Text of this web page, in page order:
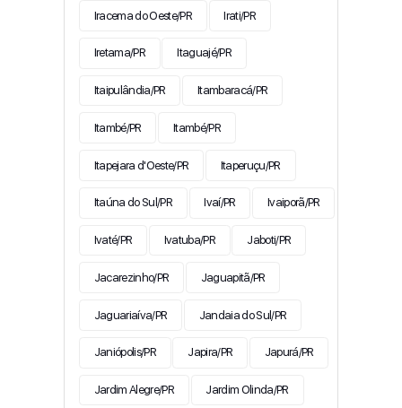
Iracema do Oeste/PR Irati/PR
Iretama/PR Itaguajé/PR
Itaipulândia/PR Itambaracá/PR
Itambé/PR Itambé/PR
Itapejara d'Oeste/PR Itaperuçu/PR
Itaúna do Sul/PR Ivaí/PR Ivaiporã/PR
Ivaté/PR Ivatuba/PR Jaboti/PR
Jacarezinho/PR Jaguapitã/PR
Jaguariaíva/PR Jandaia do Sul/PR
Janiópolis/PR Japira/PR Japurá/PR
Jardim Alegre/PR Jardim Olinda/PR